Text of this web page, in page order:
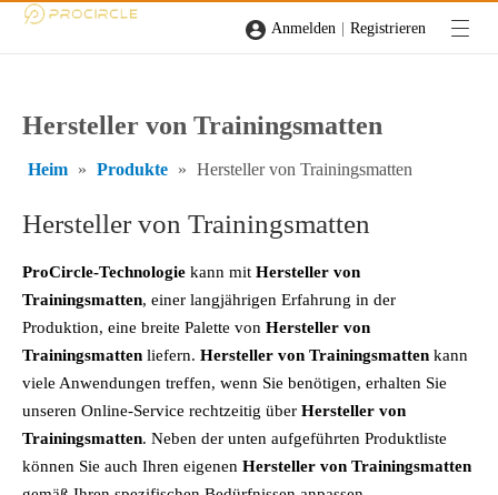
Anmelden | Registrieren
Hersteller von Trainingsmatten
Heim » Produkte » Hersteller von Trainingsmatten
Hersteller von Trainingsmatten
ProCircle-Technologie kann mit Hersteller von
Trainingsmatten, einer langjährigen Erfahrung in der
Produktion, eine breite Palette von Hersteller von
Trainingsmatten liefern. Hersteller von Trainingsmatten kann
viele Anwendungen treffen, wenn Sie benötigen, erhalten Sie
unseren Online-Service rechtzeitig über Hersteller von
Trainingsmatten. Neben der unten aufgeführten Produktliste
können Sie auch Ihren eigenen Hersteller von Trainingsmatten